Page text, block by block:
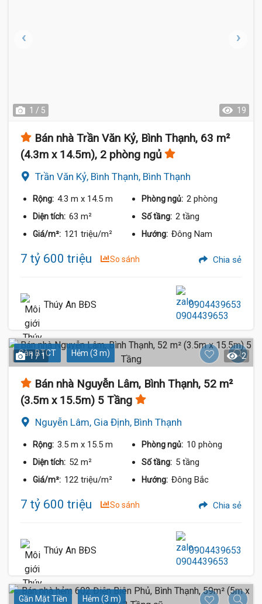
1 / 5 19
Bán nhà Trần Văn Kỷ, Bình Thạnh, 63 m²
(4.3m x 14.5m), 2 phòng ngủ
Trần Văn Kỷ, Bình Thạnh, Bình Thạnh
Rộng: 4.3 m x 14.5 m Phòng ngủ: 2 phòng
Diện tích: 63 m² Số tầng: 2 tầng
Giá/m²: 121 triệu/m² Hướng: Đông Nam
7 tỷ 600 triệu So sánh Chia sẻ
Thúy An BĐS 0904439653
Sàn BTCT Hẻm (3 m)
1 / 1 2
Bán nhà Nguyễn Lâm, Bình Thạnh, 52 m²
(3.5m x 15.5m) 5 Tầng
Nguyễn Lâm, Gia Định, Bình Thạnh
Rộng: 3.5 m x 15.5 m Phòng ngủ: 10 phòng
Diện tích: 52 m² Số tầng: 5 tầng
Giá/m²: 122 triệu/m² Hướng: Đông Bắc
7 tỷ 600 triệu So sánh Chia sẻ
Thúy An BĐS 0904439653
Gần Mặt Tiền Hẻm (3 m)